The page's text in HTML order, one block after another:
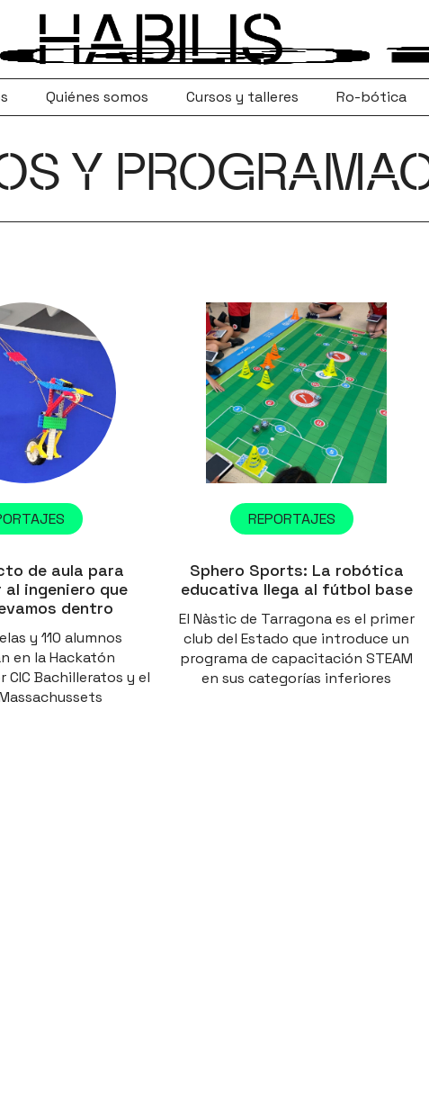
Quiénes somos Cursos y talleres Ro-bótica
Y
de aula para
ingeniero que
dentro
y 110 alumnos
en la Hackatón
CIC Bachilleratos y el
REPORTAJES
Sphero Sports: La robótica
educativa llega al fútbol base
El Nàstic de Tarragona es el primer
club del Estado que introduce un
programa de capacitación STEAM
en sus categorías inferiores